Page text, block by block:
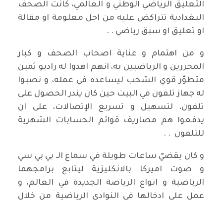
التعليق الرياضي الوطني و العالمي، كانت الصحف
البغدادية تتراكض عليه من اجل معلومة او مقالة
او تعليق او سبق رياضي . .
و من اهتمام و عناية اصحاب الصحف و كبار
المحررين و الرياضيين به، انهم اهدوا له راديو ثمين
متطوّر قوي السّحب ليساعده في عمله، و نصبوا
له جهاز تلفون في البيت حين كان يندر الحصول على
تلفون، لتسهيل و تسريع الإتصالات، على ان
يدفعوا هم مصاريف قوائم الحسابات الشهرية
للتلفون . .
و كان يقضيّ ساعات طويلة في سماع الـ بي بي سي
و صوت اميركا بالانكليزية ليتابع برامجهما
الرياضية و انواع الرياضة الجديدة في العالم، و
عمل على ادخالها في النوادي الرياضية من خلال